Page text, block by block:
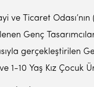
ve Ticaret
Genç
gerçekleştirilen
1-10 Yaş Kız